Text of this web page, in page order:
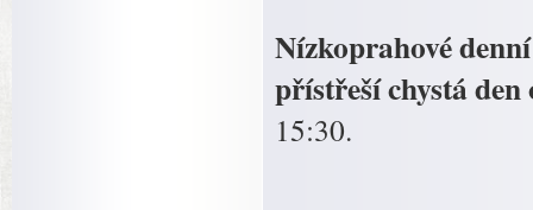
Nízkoprahové
přístřeší chystá
15:30.